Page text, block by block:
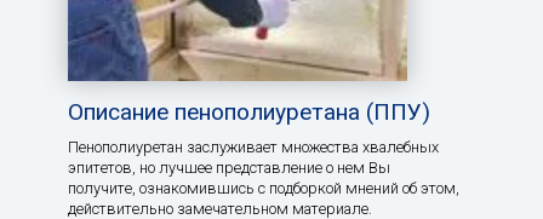
Описание пенополиуретана (ППУ)
Пенополиуретан заслуживает множества хвалебных
эпитетов, но лучшее представление о нем Вы
получите, ознакомившись с подборкой мнений об этом,
действительно замечательном материале.